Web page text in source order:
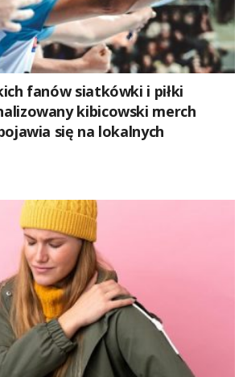
fanów siatkówki i piłki
kibicowski merch
się na lokalnych